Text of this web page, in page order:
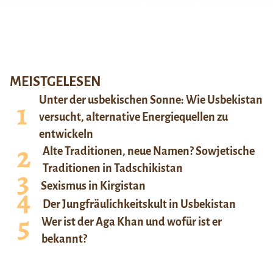
MEISTGELESEN
Unter der usbekischen Sonne: Wie Usbekistan
versucht, alternative Energiequellen zu
entwickeln
Alte Traditionen, neue Namen? Sowjetische
Traditionen in Tadschikistan
Sexismus in Kirgistan
Der Jungfräulichkeitskult in Usbekistan
Wer ist der Aga Khan und wofür ist er
bekannt?